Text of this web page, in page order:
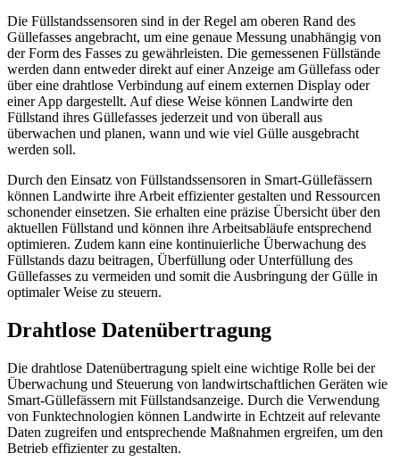
Die Füllstandssensoren sind in der Regel am oberen Rand des
Güllefasses angebracht, um eine genaue Messung unabhängig von
der Form des Fasses zu gewährleisten. Die gemessenen Füllstände
werden dann entweder direkt auf einer Anzeige am Güllefass oder
über eine drahtlose Verbindung auf einem externen Display oder
einer App dargestellt. Auf diese Weise können Landwirte den
Füllstand ihres Güllefasses jederzeit und von überall aus
überwachen und planen, wann und wie viel Gülle ausgebracht
werden soll.
Durch den Einsatz von Füllstandssensoren in Smart-Güllefässern
können Landwirte ihre Arbeit effizienter gestalten und Ressourcen
schonender einsetzen. Sie erhalten eine präzise Übersicht über den
aktuellen Füllstand und können ihre Arbeitsabläufe entsprechend
optimieren. Zudem kann eine kontinuierliche Überwachung des
Füllstands dazu beitragen, Überfüllung oder Unterfüllung des
Güllefasses zu vermeiden und somit die Ausbringung der Gülle in
optimaler Weise zu steuern.
Drahtlose Datenübertragung
Die drahtlose Datenübertragung spielt eine wichtige Rolle bei der
Überwachung und Steuerung von landwirtschaftlichen Geräten wie
Smart-Güllefässern mit Füllstandsanzeige. Durch die Verwendung
von Funktechnologien können Landwirte in Echtzeit auf relevante
Daten zugreifen und entsprechende Maßnahmen ergreifen, um den
Betrieb effizienter zu gestalten.